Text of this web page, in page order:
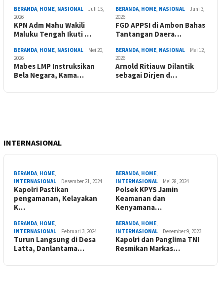
BERANDA, HOME, NASIONAL
Juli 15,
2026
KPN Adm Mahu Wakili
Maluku Tengah Ikuti …
BERANDA, HOME, NASIONAL
Juni 3,
2026
FGD APPSI di Ambon Bahas
Tantangan Daera…
BERANDA, HOME, NASIONAL
Mei 20,
2026
Mabes LMP Instruksikan
Bela Negara, Kama…
BERANDA, HOME, NASIONAL
Mei 12,
2026
Arnold Ritiauw Dilantik
sebagai Dirjen d…
INTERNASIONAL
BERANDA, HOME,
INTERNASIONAL
Desember 21, 2024
Kapolri Pastikan
pengamanan, Kelayakan
K…
BERANDA, HOME,
INTERNASIONAL
Mei 28, 2024
Polsek KPYS Jamin
Keamanan dan
Kenyamana…
BERANDA, HOME,
INTERNASIONAL
Februari 3, 2024
Turun Langsung di Desa
Latta, Danlantama…
BERANDA, HOME,
INTERNASIONAL
Desember 9, 2023
Kapolri dan Panglima TNI
Resmikan Markas…